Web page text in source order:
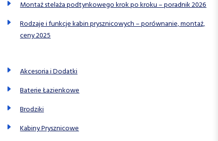
Montaż stelaża podtynkowego krok po kroku – poradnik 2026
Rodzaje i funkcje kabin prysznicowych – porównanie, montaż,
ceny 2025
Akcesoria i Dodatki
Baterie Łazienkowe
Brodziki
Kabiny Prysznicowe